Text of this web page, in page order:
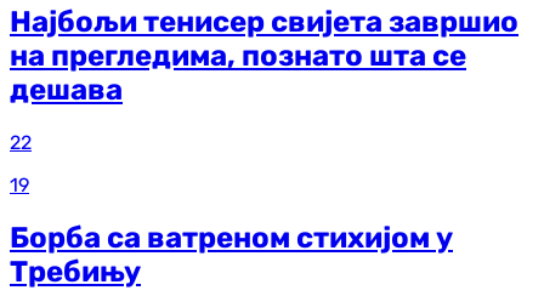
Најбољи тенисер свијета завршио
на прегледима, познато шта се
дешава
22
19
Борба са ватреном стихијом у
Требињу